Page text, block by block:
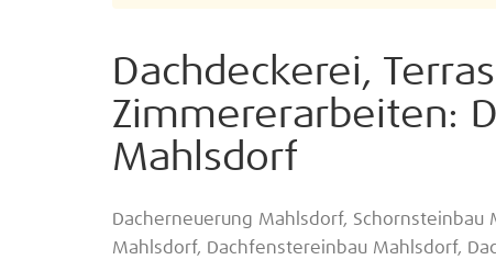
Dachdeckerei,
Zimmererarbeiten:
Mahlsdorf
Dacherneuerung Mahlsdorf,
Mahlsdorf, Dachfenstereinbau Mahlsdorf,